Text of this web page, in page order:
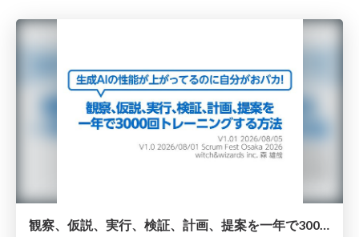
観察、仮説、実行、検証、計画、提案を一年で3000回トレーニングする方法/3000 Thinking Loops in 365 Days